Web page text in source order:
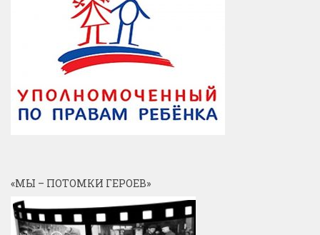
«МЫ – ПОТОМКИ ГЕРОЕВ»